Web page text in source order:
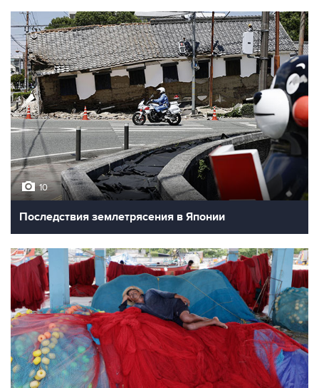
10
Последствия землетрясения в Японии